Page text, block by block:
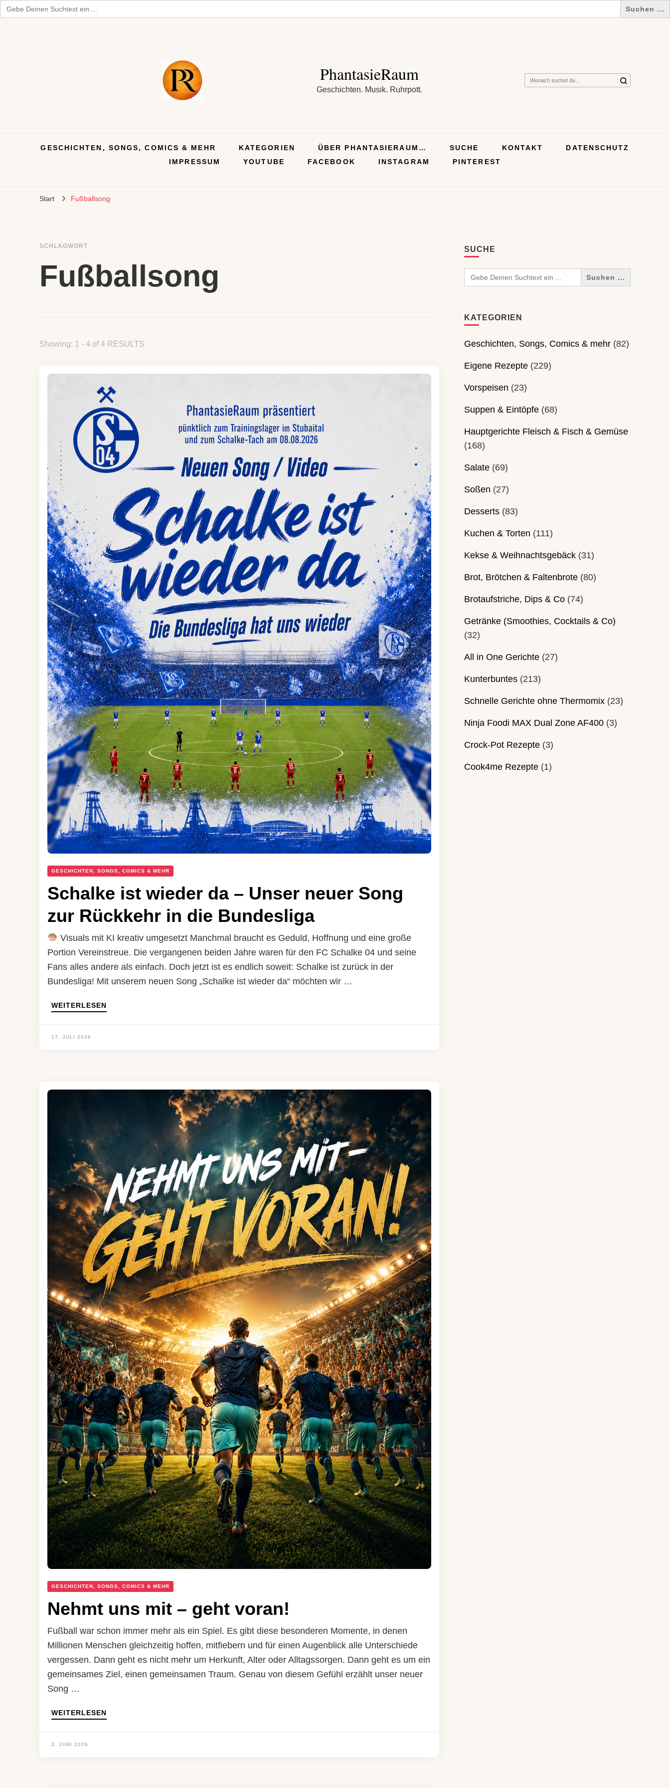
Search
for:
PhantasieRaum
Geschichten. Musik. Ruhrpott.
Suchst
GESCHICHTEN, SONGS, COMICS & MEHR KATEGORIEN ÜBER PHANTASIERAUM… SUCHE KONTAKT
DATENSCHUTZ
IMPRESSUM
YOUTUBE FACEBOOK INSTAGRAM PINTEREST
Start Fußballsong
SCHLAGWORT
Fußballsong
Showing: 1 - 4 of 4 RESULTS
GESCHICHTEN, SONGS, COMICS & MEHR
Schalke ist wieder da – Unser neuer Song
zur Rückkehr in die Bundesliga
Visuals mit KI kreativ umgesetzt Manchmal braucht es Geduld, Hoffnung und eine große
Portion Vereinstreue. Die vergangenen beiden Jahre waren für den FC Schalke 04 und seine
Fans alles andere als einfach. Doch jetzt ist es endlich soweit: Schalke ist zurück in der
Bundesliga! Mit unserem neuen Song „Schalke ist wieder da“ möchten wir …
WEITERLESEN
17. JULI 2026
GESCHICHTEN, SONGS, COMICS & MEHR
Nehmt uns mit – geht voran!
Fußball war schon immer mehr als ein Spiel. Es gibt diese besonderen Momente, in denen
Millionen Menschen gleichzeitig hoffen, mitfiebern und für einen Augenblick alle Unterschiede
vergessen. Dann geht es nicht mehr um Herkunft, Alter oder Alltagssorgen. Dann geht es um ein
gemeinsames Ziel, einen gemeinsamen Traum. Genau von diesem Gefühl erzählt unser neuer
Song …
WEITERLESEN
3. JUNI 2026
SUCHE
Search
for:
KATEGORIEN
Geschichten, Songs, Comics & mehr(82)
Eigene Rezepte(229)
Vorspeisen (23)
Suppen & Eintöpfe(68)
Hauptgerichte Fleisch & Fisch & Gemüse
(168)
Salate(69)
Soßen (27)
Desserts(83)
Kuchen & Torten (111)
Kekse & Weihnachtsgebäck(31)
Brot, Brötchen & Faltenbrote(80)
Brotaufstriche, Dips & Co(74)
Getränke (Smoothies, Cocktails & Co)
(32)
All in One Gerichte(27)
Kunterbuntes(213)
Schnelle Gerichte ohne Thermomix(23)
Ninja Foodi MAX Dual Zone AF400(3)
Crock-Pot Rezepte(3)
Cook4me Rezepte(1)